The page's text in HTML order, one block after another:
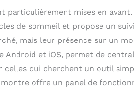
particulièrement mises en
de sommeil et propose un
mais leur présence sur un
Android et iOS, permet de
celles qui cherchent un outil
offre un panel de